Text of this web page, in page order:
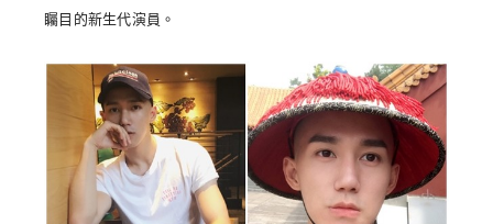
矚目的新生代演員。